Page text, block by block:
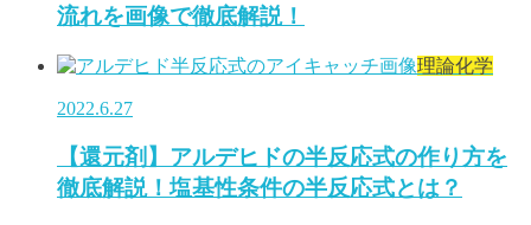
流れを画像で徹底解説！
理論化学
2022.6.27
【還元剤】アルデヒドの半反応式の作り方を
徹底解説！塩基性条件の半反応式とは？